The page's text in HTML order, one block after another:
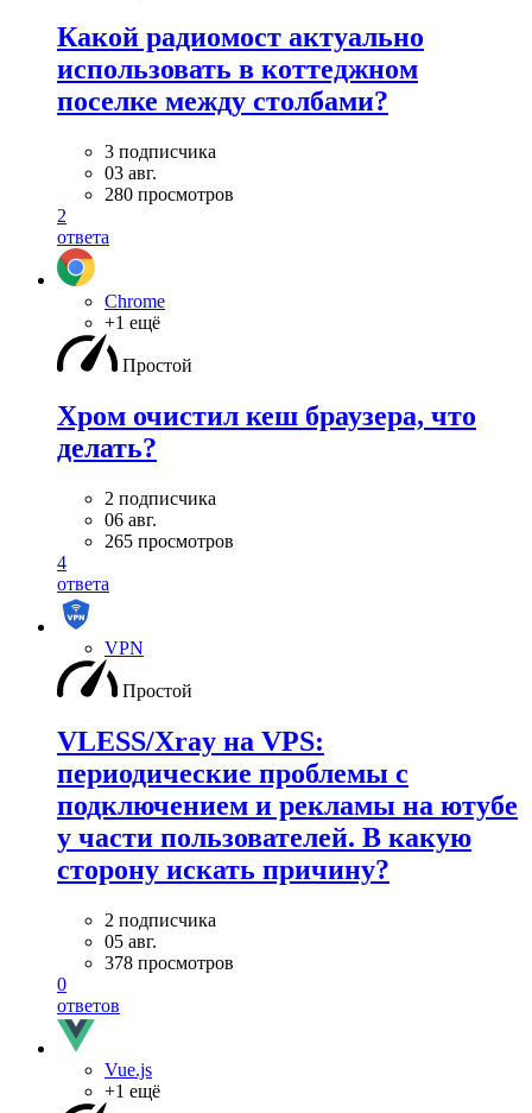
Какой радиомост актуально
использовать в коттеджном
поселке между столбами?
3 подписчика
03 авг.
280 просмотров
2
ответа
Chrome
+1 ещё
Простой
Хром очистил кеш браузера, что
делать?
2 подписчика
06 авг.
265 просмотров
4
ответа
VPN
Простой
VLESS/Xray на VPS:
периодические проблемы с
подключением и рекламы на ютубе
у части пользователей. В какую
сторону искать причину?
2 подписчика
05 авг.
378 просмотров
0
ответов
Vue.js
+1 ещё